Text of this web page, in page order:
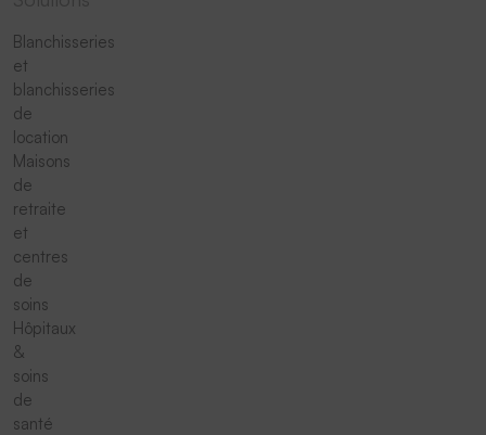
Blanchisseries
et
blanchisseries
de
location
Maisons
de
retraite
et
centres
de
soins
Hôpitaux
&
soins
de
santé